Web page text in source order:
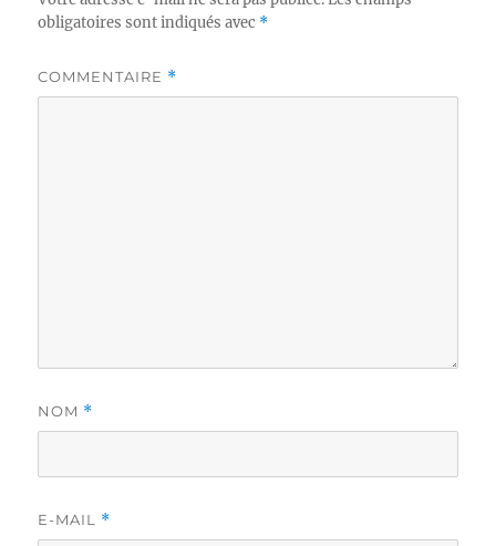
obligatoires sont indiqués avec *
COMMENTAIRE *
NOM *
E-MAIL *